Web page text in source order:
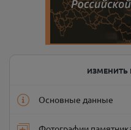
ИЗМЕНИТЬ
Основные данные